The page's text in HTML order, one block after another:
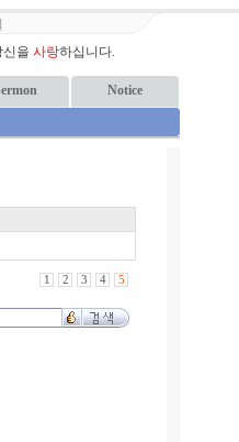
신을 사랑하십니다.
Notice
1 2 3 4 5